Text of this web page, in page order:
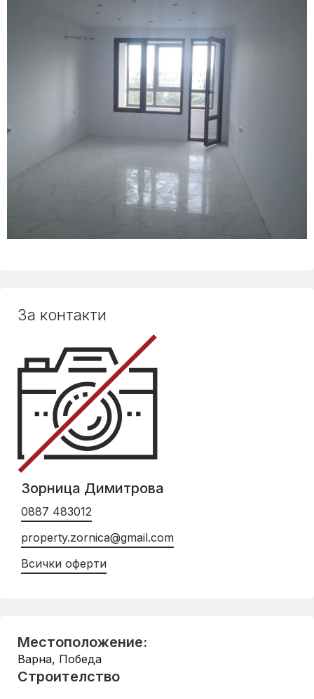
За контакти
Зорница Димитрова
0887 483012
property.zornica@gmail.com
Всички оферти
Местоположение:
Варна, Победа
Строителство